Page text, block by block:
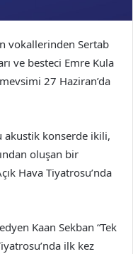
vokallerinden Sertab
ve besteci Emre Kula
27 Haziran’da
akustik konserde ikili,
oluşan bir
Hava Tiyatrosu’nda
Kaan Sekban “Tek
ilk kez